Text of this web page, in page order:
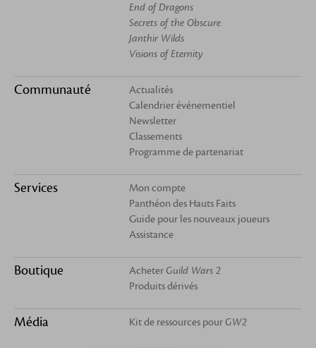
End of Dragons
Secrets of the Obscure
Janthir Wilds
Visions of Eternity
Communauté
Actualités
Calendrier événementiel
Newsletter
Classements
Programme de partenariat
Services
Mon compte
Panthéon des Hauts Faits
Guide pour les nouveaux joueurs
Assistance
Boutique AcheterGuild Wars 2
Produits dérivés
Média Kit de ressources pourGW2